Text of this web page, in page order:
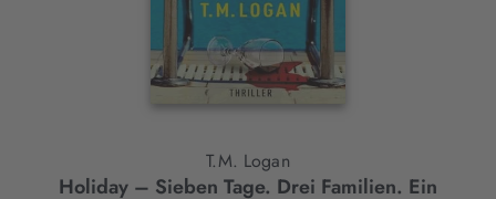
T.M. Logan
Holiday – Sieben Tage. Drei Familien. Ein